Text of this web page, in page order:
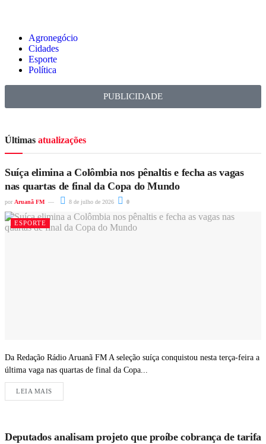
Agronegócio
Cidades
Esporte
Política
PUBLICIDADE
Últimas atualizações
Suíça elimina a Colômbia nos pênaltis e fecha as vagas
nas quartas de final da Copa do Mundo
por Aruanã FM 8 de julho de 2026 0
ESPORTE
Da Redação Rádio Aruanã FM A seleção suíça conquistou nesta terça-feira a
última vaga nas quartas de final da Copa...
LEIA MAIS
Deputados analisam projeto que proíbe cobrança de tarifa